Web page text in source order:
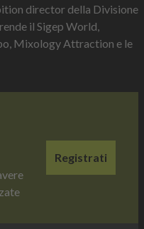
director della Divisione
il Sigep World,
Mixology Attraction e le
Registrati